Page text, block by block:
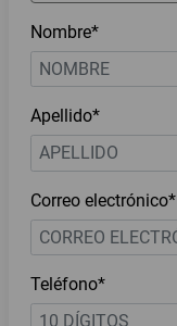
Nombre*
Apellido*
Correo electrónico*
Teléfono*